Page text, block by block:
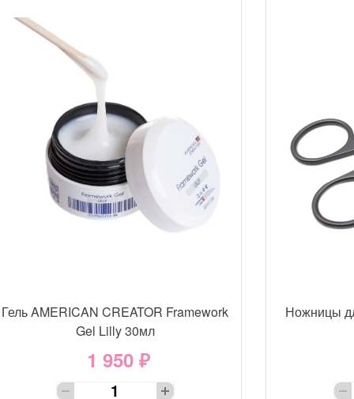
Гель AMERICAN CREATOR Framework
Gel Lilly 30мл
1 950 ₽
Ножницы